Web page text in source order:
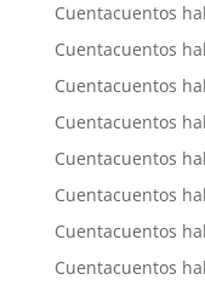
Cuentacuentos
Cuentacuentos
Cuentacuentos
Cuentacuentos
Cuentacuentos
Cuentacuentos
Cuentacuentos
Cuentacuentos